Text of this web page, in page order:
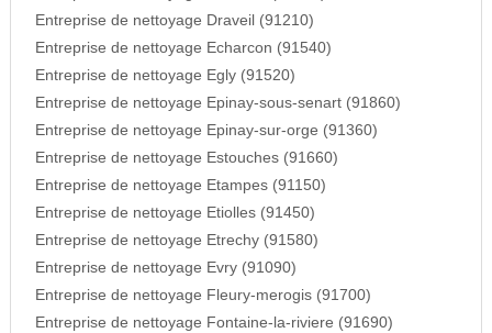
Entreprise de nettoyage Draveil (91210)
Entreprise de nettoyage Echarcon (91540)
Entreprise de nettoyage Egly (91520)
Entreprise de nettoyage Epinay-sous-senart (91860)
Entreprise de nettoyage Epinay-sur-orge (91360)
Entreprise de nettoyage Estouches (91660)
Entreprise de nettoyage Etampes (91150)
Entreprise de nettoyage Etiolles (91450)
Entreprise de nettoyage Etrechy (91580)
Entreprise de nettoyage Evry (91090)
Entreprise de nettoyage Fleury-merogis (91700)
Entreprise de nettoyage Fontaine-la-riviere (91690)